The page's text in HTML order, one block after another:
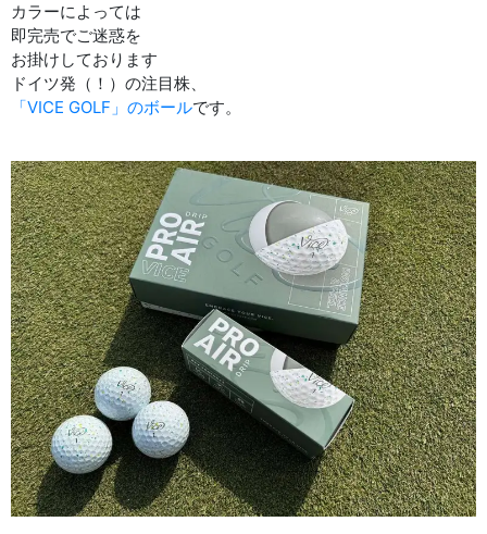
カラーによっては
即完売でご迷惑を
お掛けしております
ドイツ発（！）の注目株、
「VICE GOLF」のボールです。